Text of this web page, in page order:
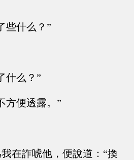
些什么？”
什么？”
方便透露。”
在詐唬他，便說道：“換